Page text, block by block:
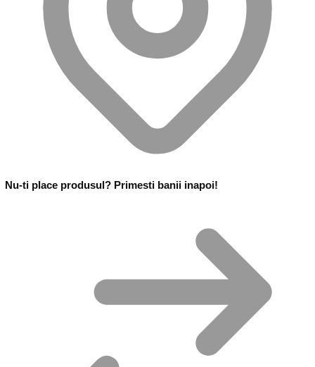
Nu-ti place produsul? Primesti banii inapoi!